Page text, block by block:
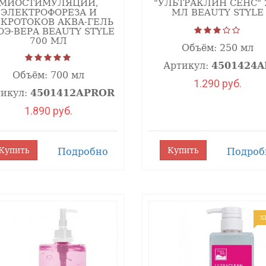
участие в восстановлении поврежденных тканей.
действие, нейтрализует активность
и воспаление, укрепляет защитную
способствует сохранению влаги, стимулирует
или вечером на чистую кожу, легкими массажными
ЭЛЕКТРОФОРЕЗА И
АКВА-ГЕЛЬ
ВЕРА BEAUTY STYLE
700 МЛ
Объём: 700 мл
4501412АPROR
1.890 руб.
Подробно
"УЛЬТРАКЛИН СЕНС"
МЛ BEAUTY STYLE
Объём: 250 мл
Артикул:
1.290 руб.
Купить